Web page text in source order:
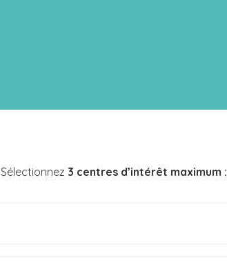
Sélectionnez 3 centres d’intérêt maximum :